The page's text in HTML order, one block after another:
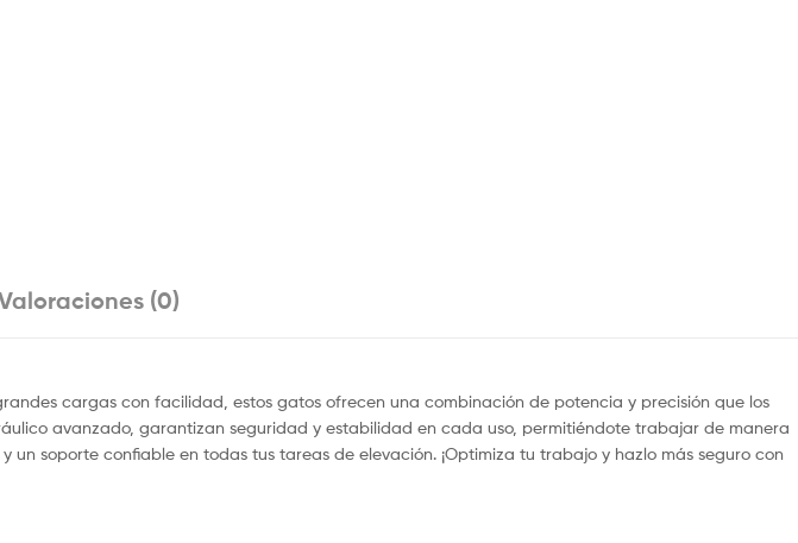
(0)
cargas con facilidad, estos gatos ofrecen una combinación de potencia y precisión que los
avanzado, garantizan seguridad y estabilidad en cada uso, permitiéndote trabajar de manera
un soporte confiable en todas tus tareas de elevación. ¡Optimiza tu trabajo y hazlo más seguro con